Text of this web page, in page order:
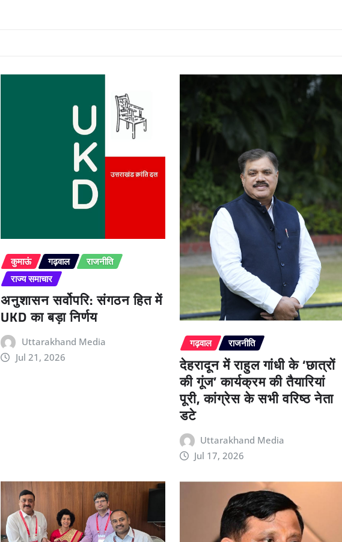
कुमाऊं गढ़वाल
राजनीति
राज्य समाचार
अनुशासन सर्वोपरि: संगठन हित में
UKD का बड़ा निर्णय
Uttarakhand Media
Jul 21, 2026
गढ़वाल राजनीति
देहरादून में राहुल गांधी के ‘छात्रों
की गूंज’ कार्यक्रम की तैयारियां
पूरी, कांग्रेस के सभी वरिष्ठ नेता
डटे
Uttarakhand Media
Jul 17, 2026